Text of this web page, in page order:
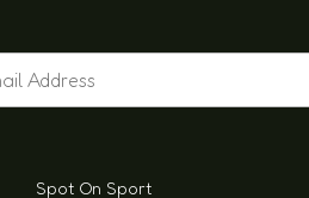
Spot On Sport